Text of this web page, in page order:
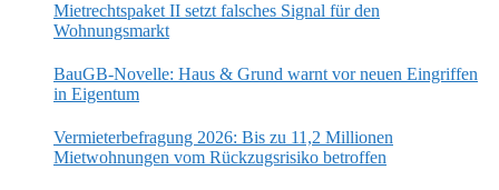
Mietrechtspaket II setzt falsches Signal für den
Wohnungsmarkt
BauGB-Novelle: Haus & Grund warnt vor neuen Eingriffen
in Eigentum
Vermieterbefragung 2026: Bis zu 11,2 Millionen
Mietwohnungen vom Rückzugsrisiko betroffen